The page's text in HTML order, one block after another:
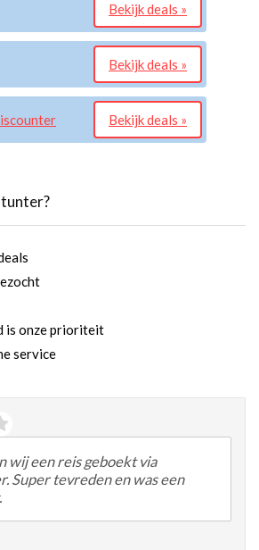
Bekijk deals »
Bekijk deals »
Bekijk deals »
is onze prioriteit
service
wij een reis geboekt via
Super tevreden en was een